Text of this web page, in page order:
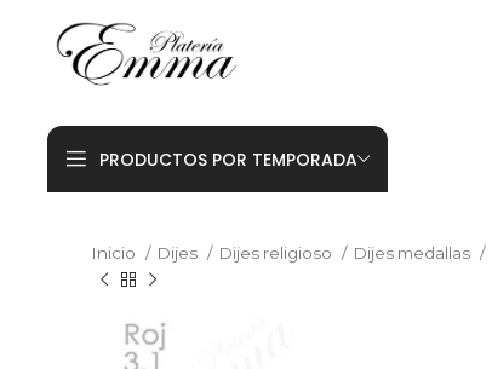
PRODUCTOS POR TEMPORADA
Inicio Dijes Dijes religioso Dijes medallas